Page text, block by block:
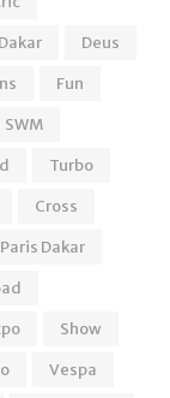
Dakar
Deus
Fun
SWM
Turbo
Cross
Paris Dakar
Show
Vespa